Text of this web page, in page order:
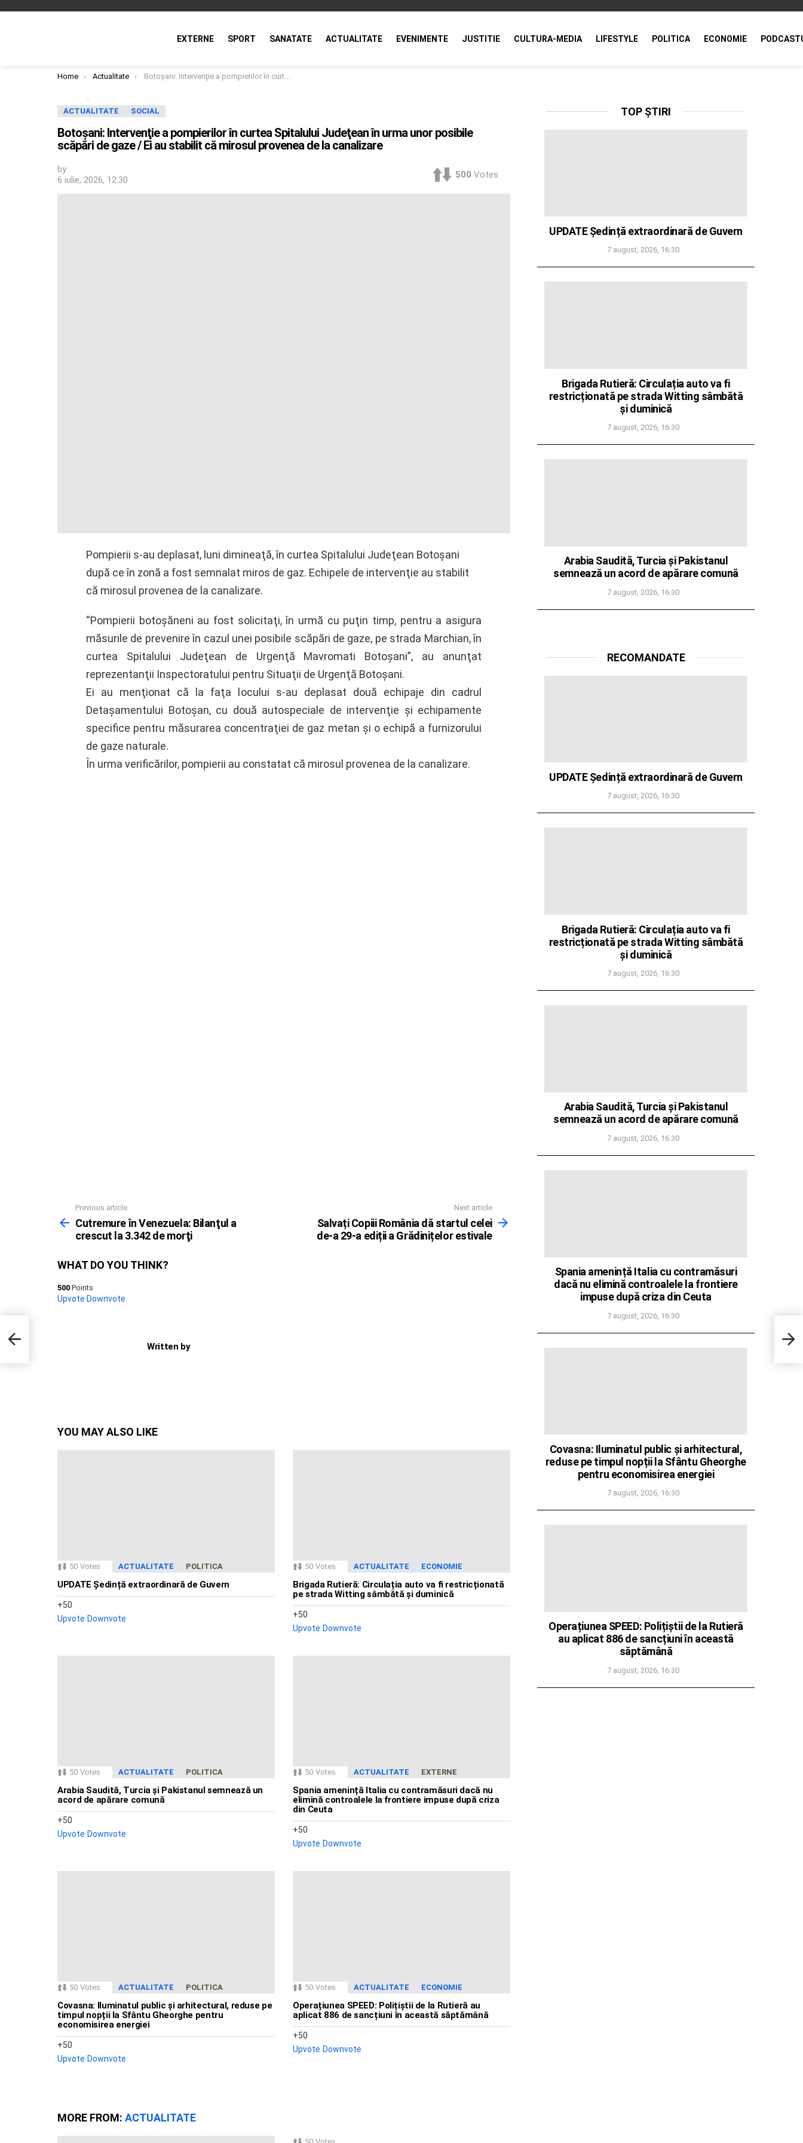
EXTERNE SPORT SANATATE ACTUALITATE EVENIMENTE JUSTITIE CULTURA-MEDIA LIFESTYLE POLITICA ECONOMIE
You are here:
Home Actualitate Botoşani: Intervenţie a pompierilor în curtea Spitalului Judeţean în urma unor posibile scăpări de gaze / Ei au stabilit că mirosul provenea de la canalizare
ACTUALITATE SOCIAL
Botoşani: Intervenţie a pompierilor în curtea Spitalului Judeţean în urma unor posibile
scăpări de gaze / Ei au stabilit că mirosul provenea de la canalizare
by
6 iulie, 2026, 12:30
500 Votes
Pompierii s-au deplasat, luni dimineaţă, în curtea Spitalului Judeţean Botoşani
după ce în zonă a fost semnalat miros de gaz. Echipele de intervenţie au stabilit
că mirosul provenea de la canalizare.
“Pompierii botoşăneni au fost solicitaţi, în urmă cu puţin timp, pentru a asigura
măsurile de prevenire în cazul unei posibile scăpări de gaze, pe strada Marchian, în
curtea Spitalului Judeţean de Urgenţă Mavromati Botoşani”, au anunţat
reprezentanţii Inspectoratului pentru Situaţii de Urgenţă Botoşani.
Ei au menţionat că la faţa locului s-au deplasat două echipaje din cadrul
Detaşamentului Botoşan, cu două autospeciale de intervenţie şi echipamente
specifice pentru măsurarea concentraţiei de gaz metan şi o echipă a furnizorului
de gaze naturale.
În urma verificărilor, pompierii au constatat că mirosul provenea de la canalizare.
more
Previous article
Cutremure în Venezuela: Bilanţul a
crescut la 3.342 de morţi
Next article
Salvați Copiii România dă startul celei
de-a 29-a ediții a Grădinițelor estivale
WHAT DO YOU THINK?
500 Points
Upvote Downvote
Written by
YOU MAY ALSO LIKE
50 Votes ACTUALITATE POLITICA
UPDATE Ședință extraordinară de Guvern
50
Upvote Downvote
50 Votes ACTUALITATE ECONOMIE
Brigada Rutieră: Circulația auto va fi restricționată
pe strada Witting sâmbătă și duminică
50
Upvote Downvote
50 Votes ACTUALITATE POLITICA
Arabia Saudită, Turcia și Pakistanul semnează un
acord de apărare comună
50
Upvote Downvote
50 Votes ACTUALITATE EXTERNE
Spania amenință Italia cu contramăsuri dacă nu
elimină controalele la frontiere impuse după criza
din Ceuta
50
Upvote Downvote
50 Votes ACTUALITATE POLITICA
Covasna: Iluminatul public și arhitectural, reduse pe
timpul nopții la Sfântu Gheorghe pentru
economisirea energiei
50
Upvote Downvote
50 Votes ACTUALITATE ECONOMIE
Operațiunea SPEED: Polițiștii de la Rutieră au
aplicat 886 de sancțiuni în această săptămână
50
Upvote Downvote
MORE FROM: ACTUALITATE
29-
TOP ȘTIRI
UPDATE Ședință extraordinară de Guvern
7 august, 2026, 16:30
Brigada Rutieră: Circulația auto va fi
restricționată pe strada Witting sâmbătă
și duminică
7 august, 2026, 16:30
Arabia Saudită, Turcia și Pakistanul
semnează un acord de apărare comună
7 august, 2026, 16:30
RECOMANDATE
UPDATE Ședință extraordinară de Guvern
7 august, 2026, 16:30
Brigada Rutieră: Circulația auto va fi
restricționată pe strada Witting sâmbătă
și duminică
7 august, 2026, 16:30
Arabia Saudită, Turcia și Pakistanul
semnează un acord de apărare comună
7 august, 2026, 16:30
Spania amenință Italia cu contramăsuri
dacă nu elimină controalele la frontiere
impuse după criza din Ceuta
7 august, 2026, 16:30
Covasna: Iluminatul public și arhitectural,
reduse pe timpul nopții la Sfântu Gheorghe
pentru economisirea energiei
7 august, 2026, 16:30
Operațiunea SPEED: Polițiștii de la Rutieră
au aplicat 886 de sancțiuni în această
săptămână
7 august, 2026, 16:30